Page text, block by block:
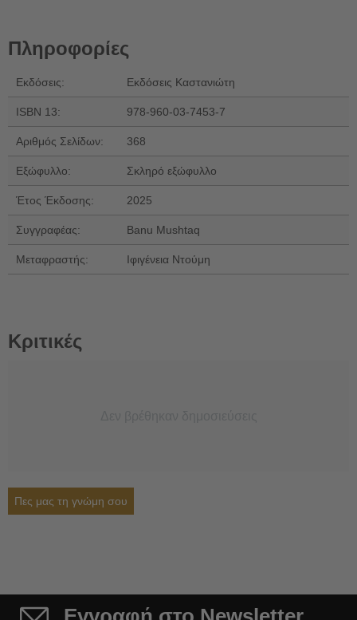
Πληροφορίες
Εκδόσεις: Εκδόσεις Καστανιώτη
ISBN 13: 978-960-03-7453-7
Αριθμός Σελίδων: 368
Εξώφυλλο: Σκληρό εξώφυλλο
Έτος Έκδοσης: 2025
Συγγραφέας: Banu Mushtaq
Μεταφραστής: Ιφιγένεια Ντούμη
Κριτικές
Πες μας τη γνώμη σου